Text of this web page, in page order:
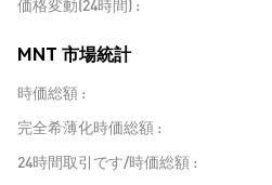
価格変動(24時間)
MNT 市場統計
時価総額
完全希薄化時価総額
24時間取引です/時価総額